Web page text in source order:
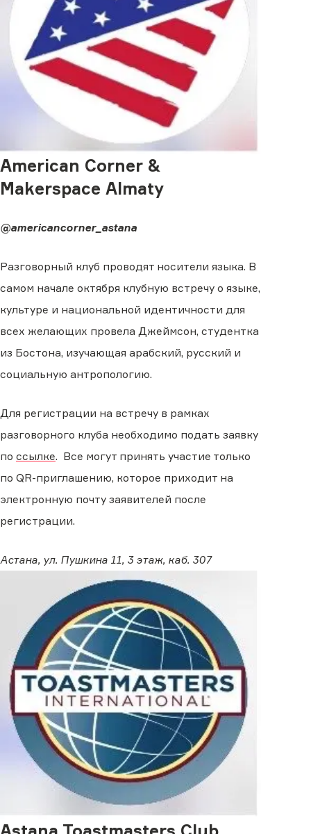
American Сorner &
Makerspace Almaty
@americancorner_astana
Разговорный клуб проводят носители языка. В
самом начале октября клубную встречу о языке,
культуре и национальной идентичности для
всех желающих провела Джеймсон, студентка
из Бостона, изучающая арабский, русский и
социальную антропологию.
Для регистрации на встречу в рамках
разговорного клуба необходимо подать заявку
по ссылке. Все могут принять участие только
по QR-приглашению, которое приходит на
электронную почту заявителей после
регистрации.
Астана, ул. Пушкина 11, 3 этаж, каб. 307